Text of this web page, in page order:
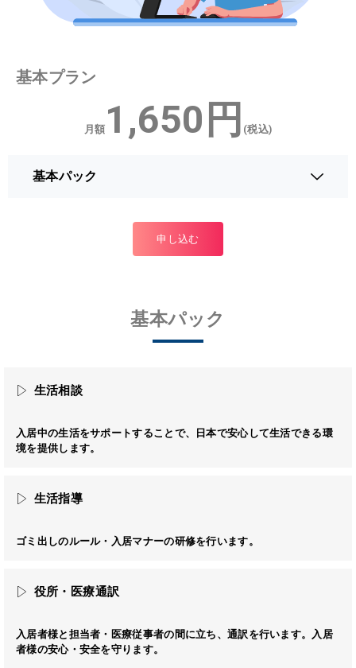
基本プラン
月額 1,650円 (税込)
基本パック
申し込む
基本パック
生活相談
入居中の生活をサポートすることで、日本で安心して生活できる環
境を提供します。
生活指導
ゴミ出しのルール・入居マナーの研修を行います。
役所・医療通訳
入居者様と担当者・医療従事者の間に立ち、通訳を行います。入居
者様の安心・安全を守ります。